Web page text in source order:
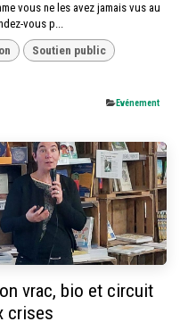
vous ne les avez jamais vus au
vous p...
Soutien public
​Evénement
vrac, bio et circuit
crises